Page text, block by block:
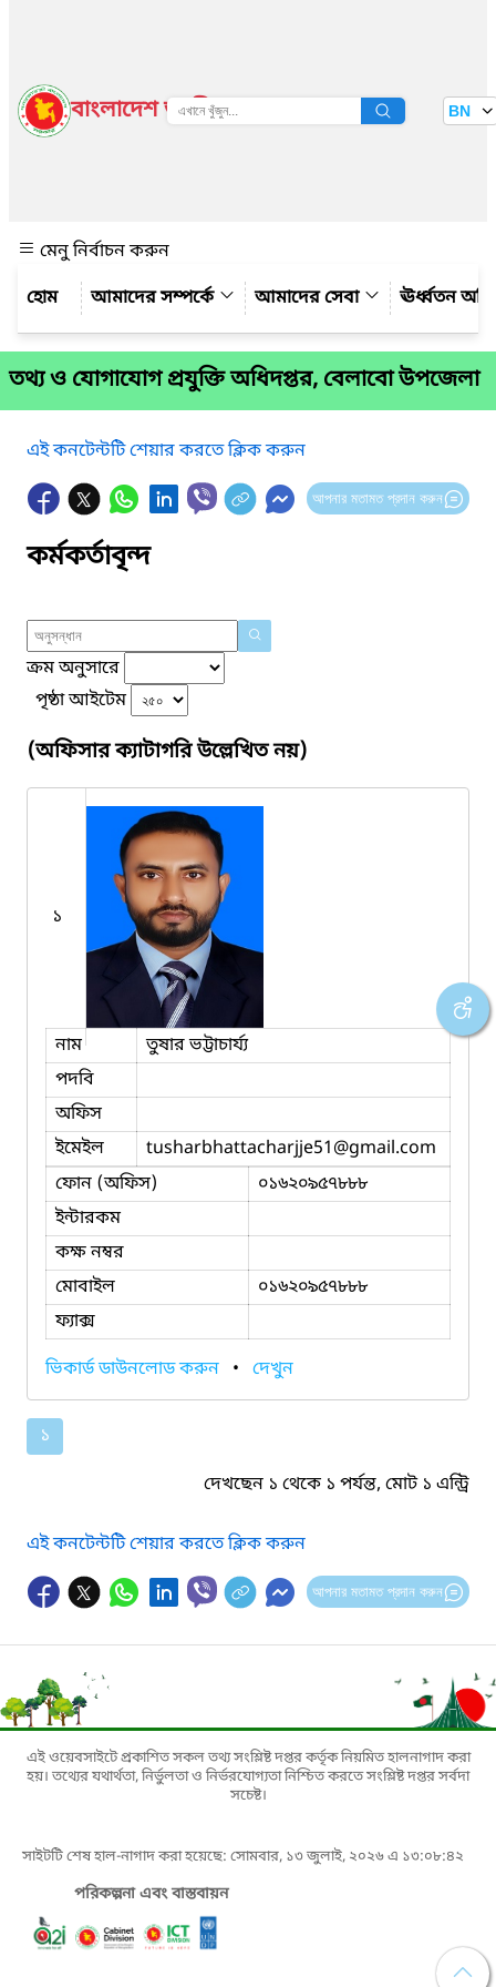
বাংলাদেশ জাতীয় তথ্য বাতায়ন BN
মেনু নির্বাচন করুন
আমাদের সম্পর্কে
আমাদের সেবা ঊর্ধ্বতন
তথ্য ও যোগাযোগ প্রযুক্তি অধিদপ্তর, বেলাবো উপজেলা
এই কনটেন্টটি শেয়ার করতে ক্লিক করুন
আপনার মতামত প্রদান করুন
কর্মকর্তাবৃন্দ
ক্রম অনুসারে
পৃষ্ঠা আইটেম
(অফিসার ক্যাটাগরি উল্লেখিত নয়)
১
নাম
তুষার ভট্টাচার্য্য
পদবি
অফিস
ইমেইল
tusharbhattacharjje51@gmail.com
ফোন (অফিস)
০১৬২০৯৫৭৮৮৮
ইন্টারকম
কক্ষ নম্বর
মোবাইল
০১৬২০৯৫৭৮৮৮
ফ্যাক্স
ভিকার্ড ডাউনলোড করুন • দেখুন
১
দেখছেন ১ থেকে ১ পর্যন্ত, মোট ১ এন্ট্রি
এই কনটেন্টটি শেয়ার করতে ক্লিক করুন
আপনার মতামত প্রদান করুন
এই ওয়েবসাইটে প্রকাশিত সকল তথ্য সংশ্লিষ্ট দপ্তর কর্তৃক নিয়মিত হালনাগাদ করা
হয়। তথ্যের যথার্থতা, নির্ভুলতা ও নির্ভরযোগ্যতা নিশ্চিত করতে সংশ্লিষ্ট দপ্তর সর্বদা
সচেষ্ট।
সাইটটি শেষ হাল-নাগাদ করা হয়েছে: সোমবার, ১৩ জুলাই, ২০২৬ এ ১৩:০৮:৪২
পরিকল্পনা এবং বাস্তবায়ন